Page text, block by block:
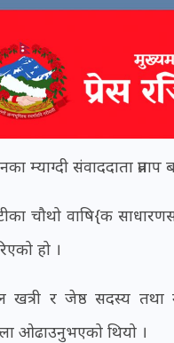
म्याग्दी संवाददाता प्रताप
चौथो वाषि{क
हो ।
र जेष्ठ सदस्य तथा
ओढाउनुभएको थियो ।